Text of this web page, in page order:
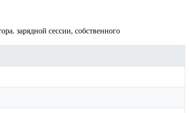
зарядной сессии, собственного